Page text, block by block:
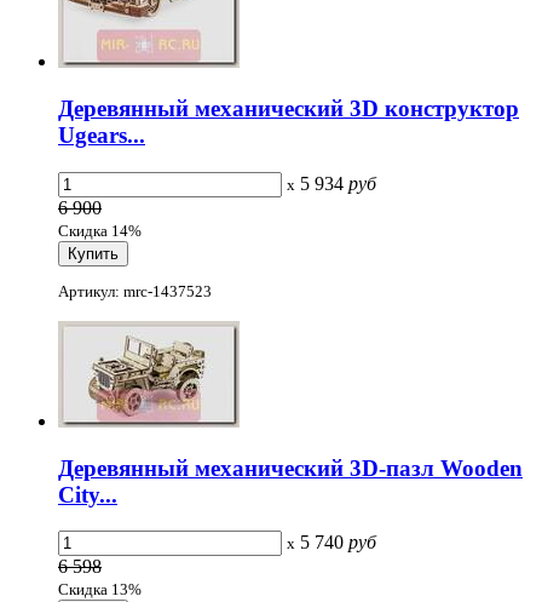
Деревянный механический 3D конструктор
Ugears...
x 5 934 руб
6 900
Скидка 14%
Артикул: mrc-1437523
Деревянный механический 3D-пазл Wooden
City...
x 5 740 руб
6 598
Скидка 13%